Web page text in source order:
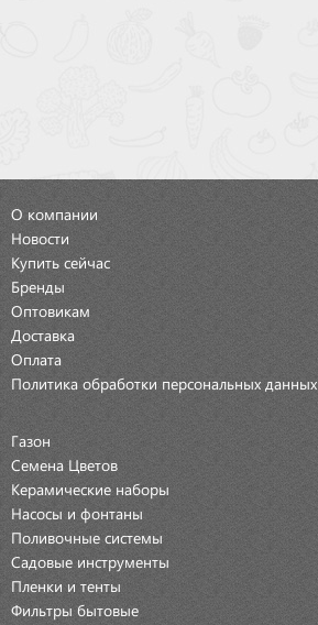
О компании
Новости
Купить сейчас
Бренды
Оптовикам
Доставка
Оплата
Политика обработки персональных данных
Газон
Семена Цветов
Керамические наборы
Насосы и фонтаны
Поливочные системы
Садовые инструменты
Пленки и тенты
Фильтры бытовые